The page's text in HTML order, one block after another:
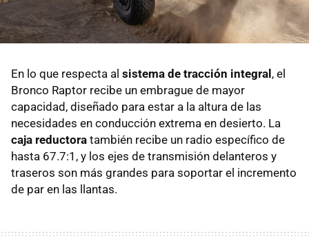
En lo que respecta al sistema de tracción integral , el
Bronco Raptor recibe un embrague de mayor
capacidad, diseñado para estar a la altura de las
necesidades en conducción extrema en desierto. La
caja reductora también recibe un radio específico de
hasta 67.7:1, y los ejes de transmisión delanteros y
traseros son más grandes para soportar el incremento
de par en las llantas.